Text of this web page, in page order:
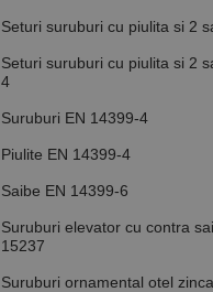
Seturi suruburi cu piulita si 2
Seturi suruburi cu piulita si 2
4
Suruburi EN 14399-4
Piulite EN 14399-4
Saibe EN 14399-6
Suruburi elevator cu contra
15237
Suruburi ornamental otel